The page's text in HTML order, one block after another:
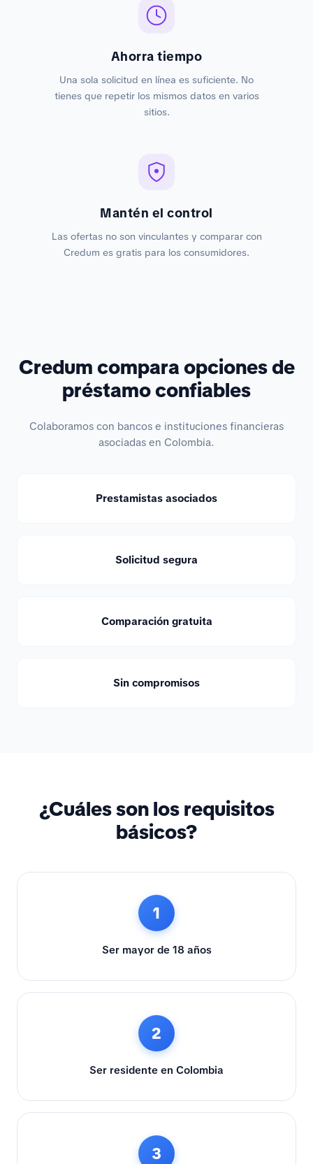
Ahorra tiempo
Una sola solicitud en línea es suficiente. No
tienes que repetir los mismos datos en varios
sitios.
Mantén el control
Las ofertas no son vinculantes y comparar con
Credum es gratis para los consumidores.
Credum compara opciones de
préstamo confiables
Colaboramos con bancos e instituciones financieras
asociadas en Colombia.
Prestamistas asociados
Solicitud segura
Comparación gratuita
Sin compromisos
¿Cuáles son los requisitos
básicos?
1
Ser mayor de 18 años
2
Ser residente en Colombia
3